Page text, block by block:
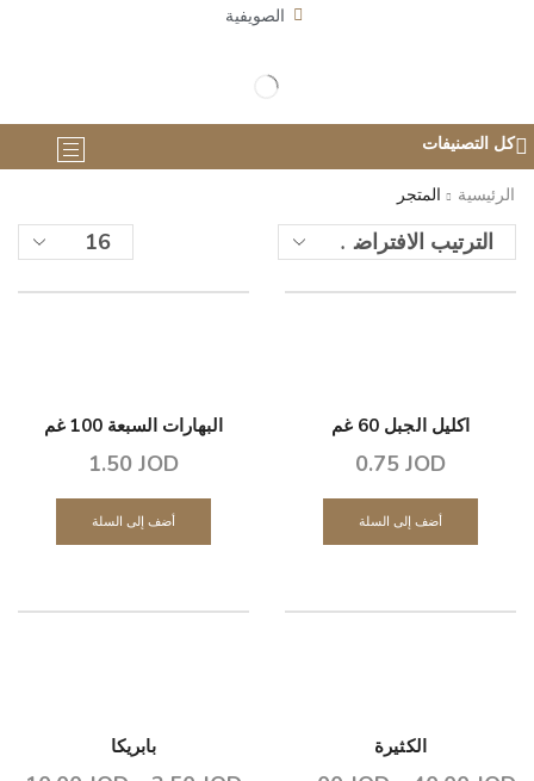
الصويفية
كل التصنيفات
الرئيسية المتجر
اكليل الجبل 60 غم
0.75 JOD
أضف إلى السلة
البهارات السبعة 100 غم
1.50 JOD
أضف إلى السلة
الكثيرة بابريكا